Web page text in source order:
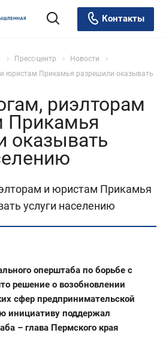
Контакты
Пресс-центр
Новости
юристам Прикамья разрешили оказывать
риэлторам
Прикамья
оказывать
и юристам Прикамья
услуги населению
оперштаба по борьбе с
решение о возобновлении
сфер предпринимательской
инициативу поддержал
– глава Пермского края